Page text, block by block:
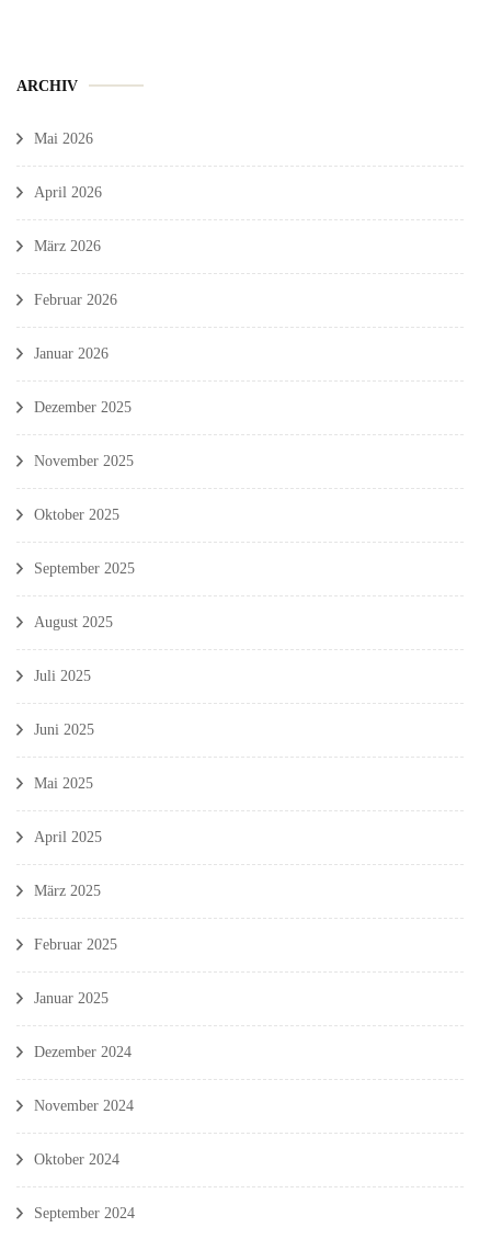
ARCHIV
Mai 2026
April 2026
März 2026
Februar 2026
Januar 2026
Dezember 2025
November 2025
Oktober 2025
September 2025
August 2025
Juli 2025
Juni 2025
Mai 2025
April 2025
März 2025
Februar 2025
Januar 2025
Dezember 2024
November 2024
Oktober 2024
September 2024